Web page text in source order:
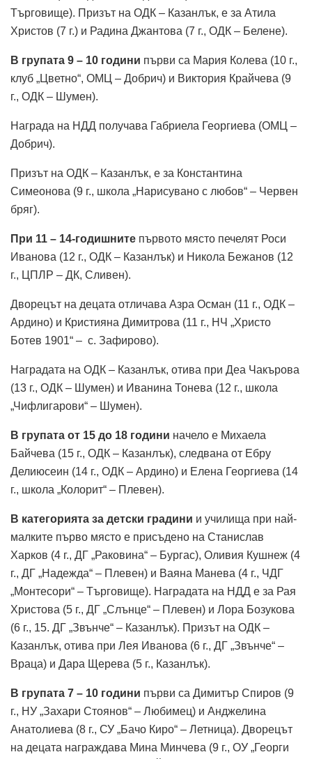
Търговище). Призът на ОДК – Казанлък, е за Атила
Христов (7 г.) и Радина Джантова (7 г., ОДК – Белене).
В групата 9 – 10 години първи са Мария Колева (10 г.,
клуб „Цветно“, ОМЦ – Добрич) и Виктория Крайчева (9
г., ОДК – Шумен).
Награда на НДД получава Габриела Георгиева (ОМЦ –
Добрич).
Призът на ОДК – Казанлък, е за Константина
Симеонова (9 г., школа „Нарисувано с любов“ – Червен
бряг).
При 11 – 14-годишните първото място печелят Роси
Иванова (12 г., ОДК – Казанлък) и Никола Бежанов (12
г., ЦПЛР – ДК, Сливен).
Дворецът на децата отличава Азра Осман (11 г., ОДК –
Ардино) и Кристияна Димитрова (11 г., НЧ „Христо
Ботев 1901“ – с. Зафирово).
Наградата на ОДК – Казанлък, отива при Деа Чакърова
(13 г., ОДК – Шумен) и Иванина Тонева (12 г., школа
„Чифлигарови“ – Шумен).
В групата от 15 до 18 години начело е Михаела
Байчева (15 г., ОДК – Казанлък), следвана от Ебру
Делиюсеин (14 г., ОДК – Ардино) и Елена Георгиева (14
г., школа „Колорит“ – Плевен).
В категорията за детски градини и училища при най-
малките първо място е присъдено на Станислав
Харков (4 г., ДГ „Раковина“ – Бургас), Оливия Кушнеж (4
г., ДГ „Надежда“ – Плевен) и Ваяна Манева (4 г., ЧДГ
„Монтесори“ – Търговище). Наградата на НДД е за Рая
Христова (5 г., ДГ „Слънце“ – Плевен) и Лора Бозукова
(6 г., 15. ДГ „Звънче“ – Казанлък). Призът на ОДК –
Казанлък, отива при Лея Иванова (6 г., ДГ „Звънче“ –
Враца) и Дара Щерева (5 г., Казанлък).
В групата 7 – 10 години първи са Димитър Спиров (9
г., НУ „Захари Стоянов“ – Любимец) и Анджелина
Анатолиева (8 г., СУ „Бачо Киро“ – Летница). Дворецът
на децата награждава Мина Минчева (9 г., ОУ „Георги